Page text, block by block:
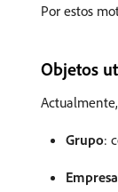
Por estos
Objetos
Grupo:
Empresa